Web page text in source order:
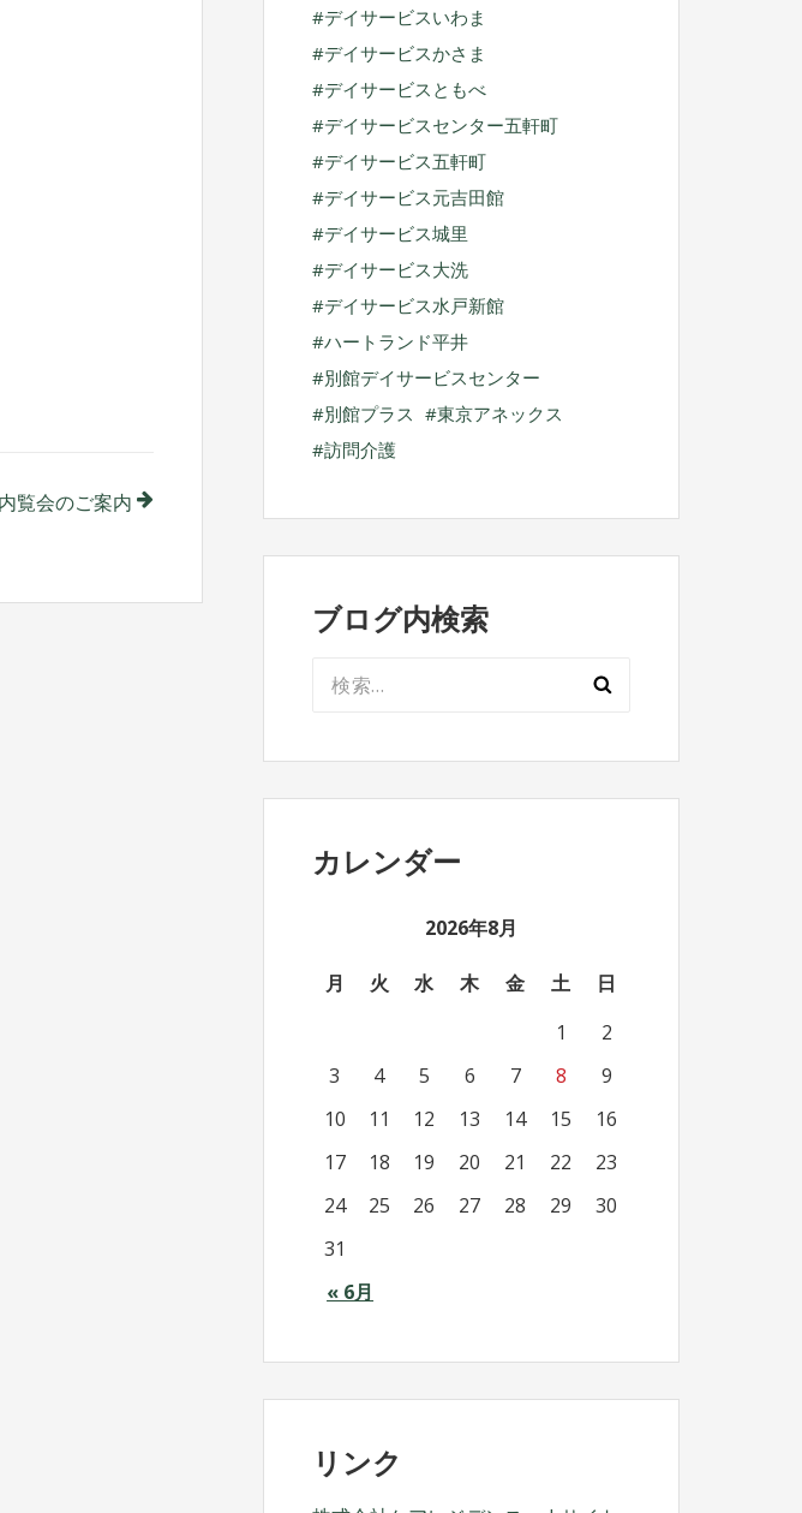
覧会のご案内
デイサービスいわま
デイサービスかさま
デイサービスともべ
デイサービスセンター五軒町
デイサービス五軒町
デイサービス元吉田館
デイサービス城里
デイサービス大洗
デイサービス水戸新館
ハートランド平井
別館デイサービスセンター
別館プラス
東京アネックス
訪問介護
ブログ内検索
カレンダー
2026年8月
月 火 水 木 金 土 日
« 6月
1
2
3
4 5 6 7 8
9
10
11 12 13 14 15
16
17
18 19 20 21 22
23
24
25 26 27 28 29
30
31
リンク